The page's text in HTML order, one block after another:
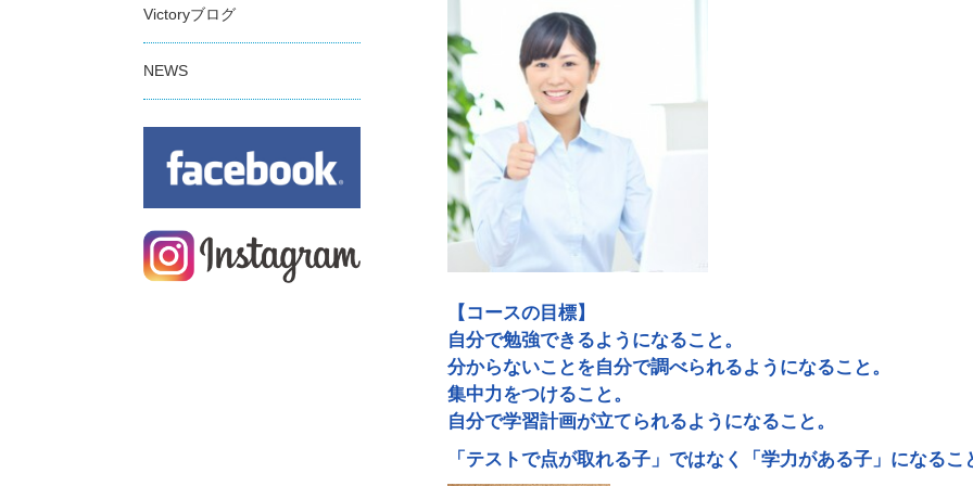
【コースの目標】
自分で勉強できるようになること。
分からないことを自分で調べられるようになること。
集中力をつけること。
自分で学習計画が立てられるようになること。
「テストで点が取れる子」ではなく「学力がある子」になる
Victoryブログ
NEWS